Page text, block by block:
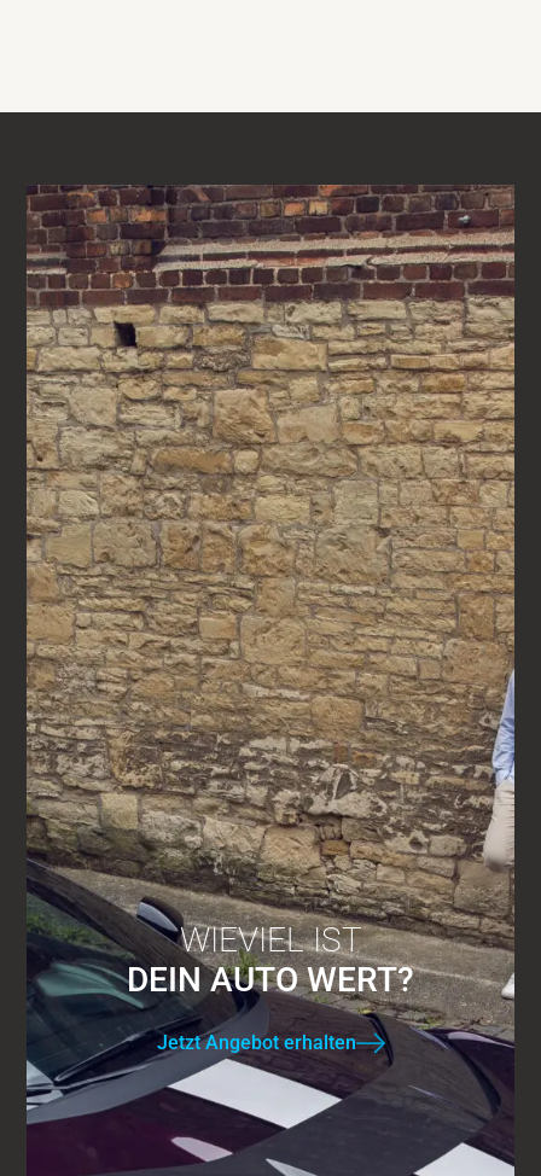
WIEVIEL IST
DEIN AUTO WERT?
Jetzt Angebot erhalten